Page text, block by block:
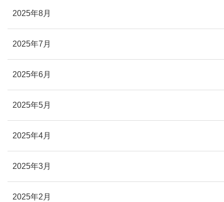
2025年8月
2025年7月
2025年6月
2025年5月
2025年4月
2025年3月
2025年2月